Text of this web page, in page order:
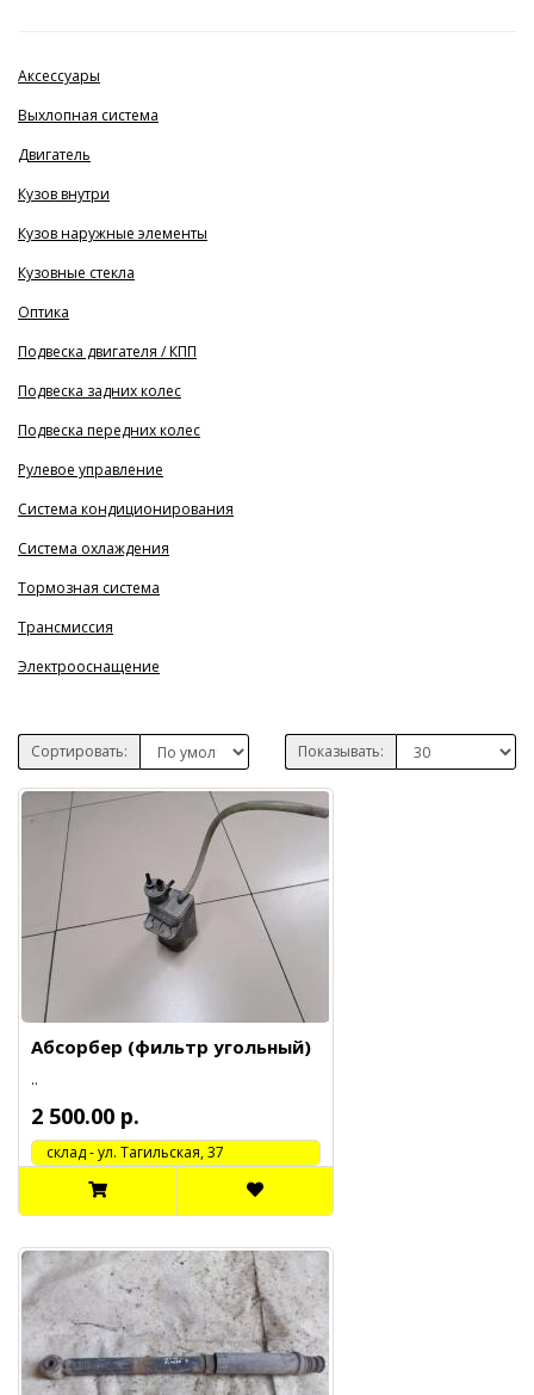
Аксессуары
Выхлопная система
Двигатель
Кузов внутри
Кузов наружные элементы
Кузовные стекла
Оптика
Подвеска двигателя / КПП
Подвеска задних колес
Подвеска передних колес
Рулевое управление
Система кондиционирования
Система охлаждения
Тормозная система
Трансмиссия
Электрооснащение
Сортировать: Показывать:
Абсорбер (фильтр угольный)
..
2 500.00 р.
cклад - ул. Тагильская, 37